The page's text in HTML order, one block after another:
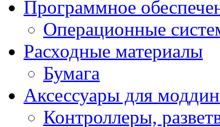
Программное
Операционные
Расходные материалы
Бумага
Аксессуары для
Контроллеры,